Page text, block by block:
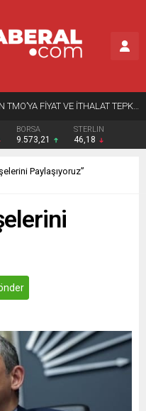
ÇUKUROVA ÇİFTÇİSİNDEN TMO’YA FİYAT VE İTHALAT TEPKİSİ
BORSA
9.573,21
STERLIN
46,18
Paylaşıyoruz”